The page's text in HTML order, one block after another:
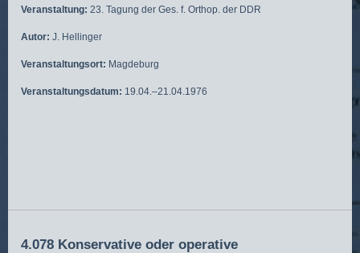
Veranstaltung: 23. Tagung der Ges. f. Orthop. der DDR
Autor: J. Hellinger
Veranstaltungsort: Magdeburg
Veranstaltungsdatum: 19.04.–21.04.1976
4.078 Konservative oder operative